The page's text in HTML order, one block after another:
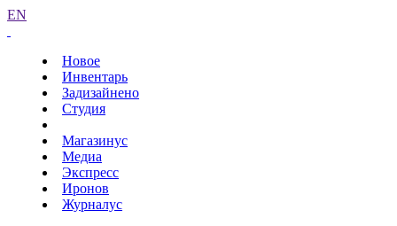
EN
Новое
Инвентарь
Задизайнено
Студия
Магазинус
Медиа
Экспресс
Иронов
Журналус